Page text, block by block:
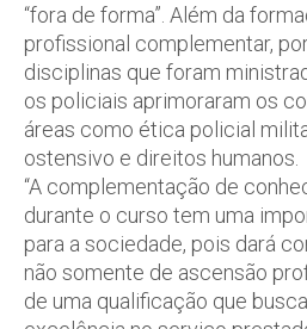
“fora de forma”. Além da
profissional complementar,
disciplinas que foram
os policiais aprimoraram os
áreas como ética policial
ostensivo e direitos humanos.
“A complementação de
durante o curso tem uma
para a sociedade, pois dará
não somente de ascensão
de uma qualificação que